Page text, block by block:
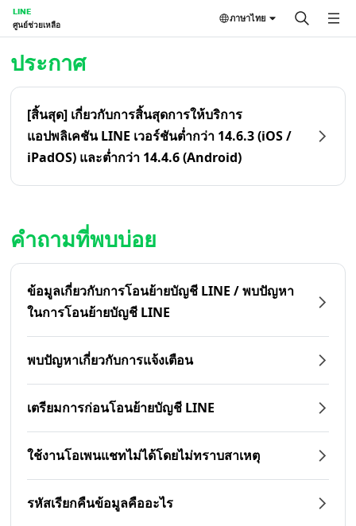
LINE
ศูนย์ช่วยเหลือ
ภาษาไทย
ประกาศ
[สิ้นสุด] เกี่ยวกับการสิ้นสุดการให้บริการ
แอปพลิเคชัน LINE เวอร์ชันต่ำกว่า 14.6.3 (iOS /
iPadOS) และต่ำกว่า 14.4.6 (Android)
คำถามที่พบบ่อย
ข้อมูลเกี่ยวกับการโอนย้ายบัญชี LINE / พบปัญหา
ในการโอนย้ายบัญชี LINE
พบปัญหาเกี่ยวกับการแจ้งเตือน
เตรียมการก่อนโอนย้ายบัญชี LINE
ใช้งานโอเพนแชทไม่ได้โดยไม่ทราบสาเหตุ
รหัสเรียกคืนข้อมูลคืออะไร